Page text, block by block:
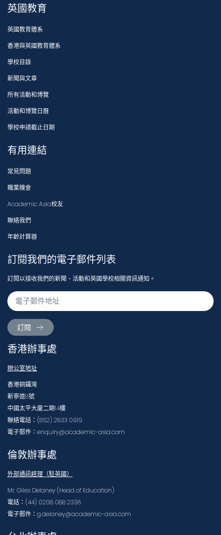
英國教育
英國教育體系
香港與英國教育體系
學校目錄
新聞與文章
所有活動和博覽
活動和博覽日曆
學校申請截止日期
有用連結
常見問題
職業機會
Academic Asia校友
聯絡我們
年齡計算器
訂閱我們的電子郵件列表
訂閱以接收我們的新聞、活動和英國學校相關資訊通知。
訂閱
香港辦事處
辦公室地址
香港銅鑼灣
新寧道8號
中國太平大廈二期14樓
聯絡電話：(852) 2833 0919
電子郵件：enquiry@academic-asia.com
倫敦辦事處
外部通訊經理（駐英國）
Mr. Giles Delaney (Head of Education)
電話：(44) 0208 088 2338
電子郵件：g.delaney@academic-asia.com